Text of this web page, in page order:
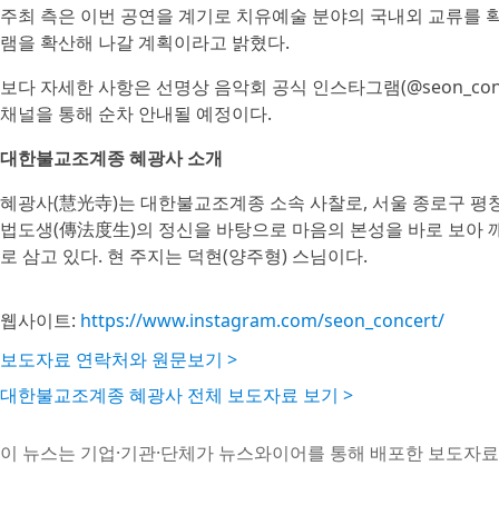
주최 측은 이번 공연을 계기로 치유예술 분야의 국내외 교류를
램을 확산해 나갈 계획이라고 밝혔다.
보다 자세한 사항은 선명상 음악회 공식 인스타그램
채널을 통해 순차 안내될 예정이다.
대한불교조계종 혜광사 소개
혜광사(慧光寺)는 대한불교조계종 소속 사찰로, 서울 종로구
법도생(傳法度生)의 정신을 바탕으로 마음의 본성을 바로 보
로 삼고 있다. 현 주지는 덕현(양주형) 스님이다.
웹사이트: https://www.instagram.com/seon_concert/
보도자료 연락처와 원문보기 >
대한불교조계종 혜광사 전체 보도자료 보기 >
이 뉴스는 기업·기관·단체가 뉴스와이어를 통해 배포한 보도자